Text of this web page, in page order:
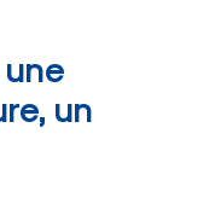
un